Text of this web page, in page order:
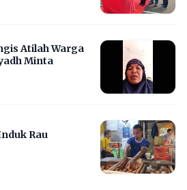
Atilah Warga
Minta
Rau